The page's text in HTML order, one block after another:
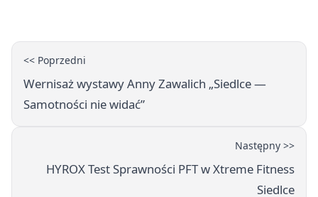
<< Poprzedni
Wernisaż wystawy Anny Zawalich „Siedlce —
Samotności nie widać”
Następny >>
HYROX Test Sprawności PFT w Xtreme Fitness
Siedlce